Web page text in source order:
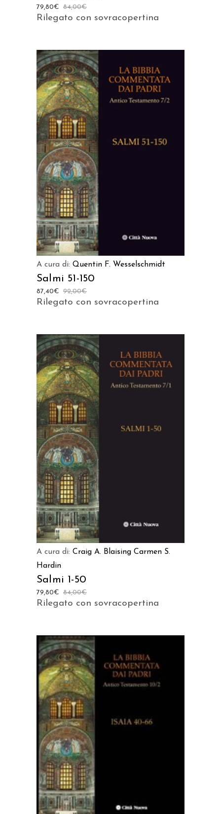
84,00€
79,80€
Rilegato con sovracopertina
AGGIUNGI AL CARRELLO
A cura di: Quentin F. Wesselschmidt
Salmi 51-150
92,00€
87,40€
Rilegato con sovracopertina
AGGIUNGI AL CARRELLO
A cura di: Craig A. Blaising Carmen S.
Hardin
Salmi 1-50
84,00€
79,80€
Rilegato con sovracopertina
AGGIUNGI AL CARRELLO